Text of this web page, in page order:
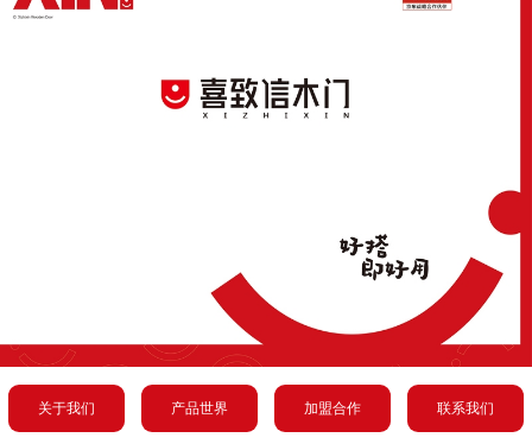
关于我们 产品世界 加盟合作 联系我们